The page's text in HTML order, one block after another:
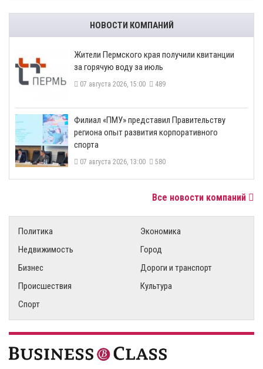
НОВОСТИ КОМПАНИЙ
​Жители Пермского края получили квитанции
за горячую воду за июль
07 августа 2026, 15:00 489
​Филиал «ПМУ» представил Правительству
региона опыт развития корпоративного
спорта
07 августа 2026, 13:00 580
Все новости компаний
Политика
Экономика
Недвижимость
Город
Бизнес
Дороги и транспорт
Происшествия
Культура
Спорт